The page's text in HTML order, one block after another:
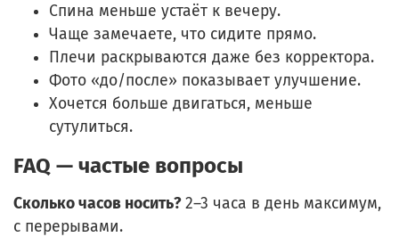
Спина меньше устаёт к вечеру.
Чаще замечаете, что сидите прямо.
Плечи раскрываются даже без корректора.
Фото «до/после» показывает улучшение.
Хочется больше двигаться, меньше
сутулиться.
FAQ — частые вопросы
Сколько часов носить?2–3 часа в день максимум,
с перерывами.